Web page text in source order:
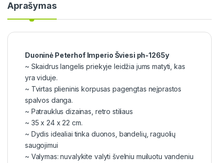
Aprašymas
Duoninė Peterhof Imperio Šviesi ph-1265y
~ Skaidrus langelis priekyje leidžia jums matyti, kas
yra viduje.
~ Tvirtas plieninis korpusas pagengtas neįprastos
spalvos danga.
~ Patrauklus dizainas, retro stiliaus
~ 35 x 24 x 22 cm.
~ Dydis idealiai tinka duonos, bandelių, raguolių
saugojimui
~ Valymas: nuvalykite valyti švelniu muiluotu vandeniu